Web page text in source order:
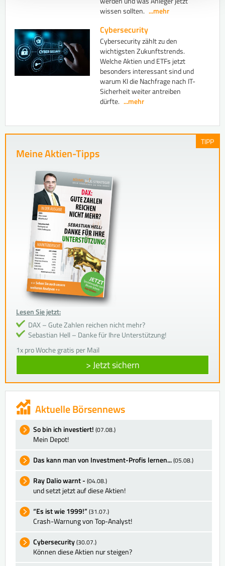
wissen sollten. ...mehr
Cybersecurity
Cybersecurity zählt zu den
wichtigsten Zukunftstrends.
Welche Aktien und ETFs jetzt
besonders interessant sind und
warum KI die Nachfrage nach IT-
Sicherheit weiter antreiben
dürfte. ...mehr
TIPP
Meine Aktien-Tipps
Lesen Sie jetzt:
DAX – Gute Zahlen reichen nicht mehr?
Sebastian Hell – Danke für Ihre Unterstützung!
1x pro Woche gratis per Mail
> Jetzt sichern
Aktuelle Börsennews
So bin ich investiert! (07.08.)
Mein Depot!
Das kann man von Investment-Profis lernen...(05.08.)
Ray Dalio warnt - (04.08.)
und setzt jetzt auf diese Aktien!
“Es ist wie 1999!”(31.07.)
Crash-Warnung von Top-Analyst!
Cybersecurity(30.07.)
Können diese Aktien nur steigen?